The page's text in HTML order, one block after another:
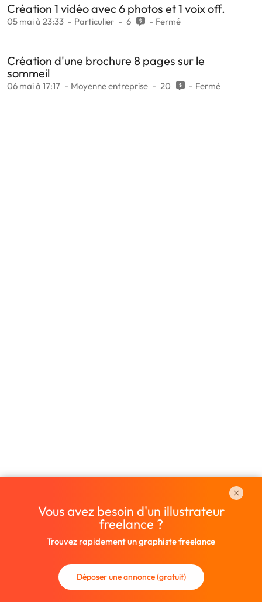
Création 1 vidéo avec 6 photos et 1 voix off.
05 mai à 23:33 Particulier 6 Fermé
Création d'une brochure 8 pages sur le
sommeil
06 mai à 17:17 Moyenne entreprise 20 Fermé
Vous avez besoin d'un illustrateur
freelance ?
Trouvez rapidement un graphiste freelance
Déposer une annonce (gratuit)